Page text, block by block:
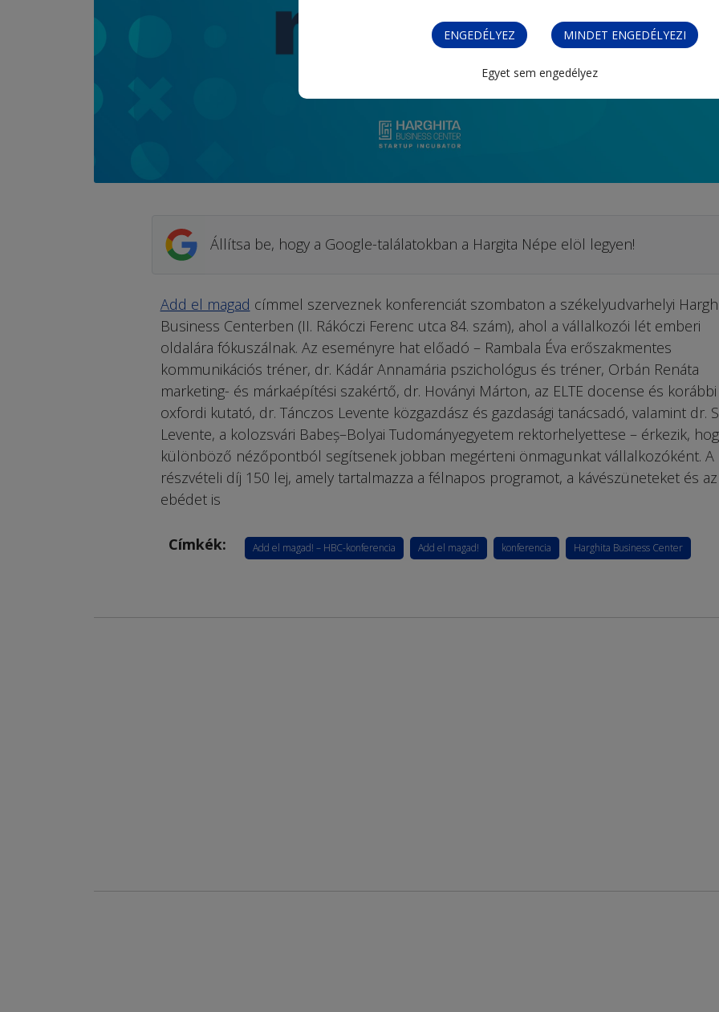
ENGEDÉLYEZ MINDET ENGEDÉLYEZI
Egyet sem engedélyez
Állítsa be, hogy a Google-találatokban a Hargita Népe elöl legyen!
Add el magad címmel szerveznek konferenciát szombaton a székelyudvarhelyi
Business Centerben (II. Rákóczi Ferenc utca 84. szám), ahol a vállalkozói lét emberi
oldalára fókuszálnak. Az eseményre hat előadó – Rambala Éva erőszakmentes
kommunikációs tréner, dr. Kádár Annamária pszichológus és tréner, Orbán Renáta
marketing- és márkaépítési szakértő, dr. Hoványi Márton, az ELTE docense és korábbi
oxfordi kutató, dr. Tánczos Levente közgazdász és gazdasági tanácsadó, valamint dr.
Levente, a kolozsvári Babeș–Bolyai Tudományegyetem rektorhelyettese – érkezik,
különböző nézőpontból segítsenek jobban megérteni önmagunkat vállalkozóként. A
részvételi díj 150 lej, amely tartalmazza a félnapos programot, a kávészüneteket és az
ebédet is
Címkék: Add el magad! – HBC-konferencia Add el magad! konferencia Harghita Business Center